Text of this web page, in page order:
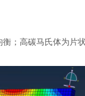
；高碳马氏体为片